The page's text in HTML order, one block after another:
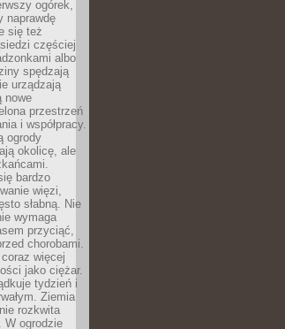
ogórek,
naprawdę
się też
częściej
albo
spędzają
urządzają
nowe
przestrzeń
i współpracy.
ogrody
okolicę, ale
bardzo
więzi,
słabną. Nie
wymaga
przyciąć,
chorobami.
więcej
jako ciężar.
tydzień i
Ziemia
rozkwita
W ogrodzie